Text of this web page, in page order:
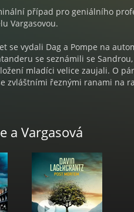
případ pro geniálního
Vargasovou.
se vydali Dag a Pompe na
se seznámili se
mladíci velice zaujali. O
zvláštními řeznými ranami na
let poté navštíví Rekkeho
Post Mortem | Překlad
a střih Kate Hamsíková |
All Senses Production s.
Produkce Kate Hamsíková |
a.s.– Témbr, v prosinci 2025 |
published by Norstedts,
a Vargasová